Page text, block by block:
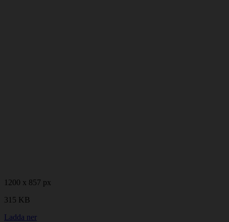
1200 x 857 px
315 KB
Ladda ner